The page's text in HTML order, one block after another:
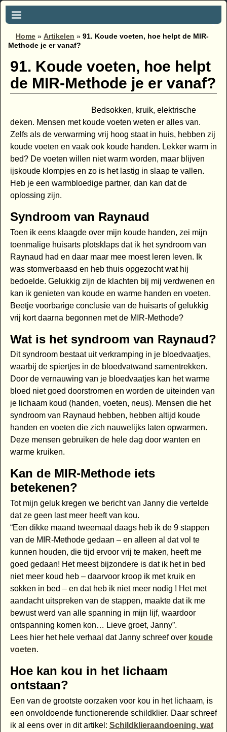
Home » Artikelen » 91. Koude voeten, hoe helpt de MIR-
Methode je er vanaf?
91. Koude voeten, hoe helpt
de MIR-Methode je er vanaf?
Bedsokken, kruik, elektrische
deken. Mensen met koude voeten weten er alles van.
Zelfs als de verwarming vrij hoog staat in huis, hebben zij
koude voeten en vaak ook koude handen. Lekker warm in
bed? De voeten willen niet warm worden, maar blijven
ijskoude klompjes en zo is het lastig in slaap te vallen.
Heb je een warmbloedige partner, dan kan dat de
oplossing zijn.
Syndroom van Raynaud
Toen ik eens klaagde over mijn koude handen, zei mijn
toenmalige huisarts plotsklaps dat ik het syndroom van
Raynaud had en daar maar mee moest leren leven. Ik
was stomverbaasd en heb thuis opgezocht wat hij
bedoelde. Gelukkig zijn de klachten bij mij verdwenen en
kan ik genieten van koude en warme handen en voeten.
Beetje voorbarige conclusie van de huisarts of gelukkig
vrij kort daarna begonnen met de MIR-Methode?
Wat is het syndroom van Raynaud?
Dit syndroom bestaat uit verkramping in je bloedvaatjes,
waarbij de spiertjes in de bloedvatwand samentrekken.
Door de vernauwing van je bloedvaatjes kan het warme
bloed niet goed doorstromen en worden de uiteinden van
je lichaam koud (handen, voeten, neus). Mensen die het
syndroom van Raynaud hebben, hebben altijd koude
handen en voeten die zich nauwelijks laten opwarmen.
Deze mensen gebruiken de hele dag door wanten en
warme kruiken.
Kan de MIR-Methode iets
betekenen?
Tot mijn geluk kregen we bericht van Janny die vertelde
dat ze geen last meer heeft van kou.
“Een dikke maand tweemaal daags heb ik de 9 stappen
van de MIR-Methode gedaan – en alleen al dat vol te
kunnen houden, die tijd ervoor vrij te maken, heeft me
goed gedaan! Het meest bijzondere is dat ik het in bed
niet meer koud heb – daarvoor kroop ik met kruik en
sokken in bed – en dat heb ik niet meer nodig ! Het met
aandacht uitspreken van de stappen, maakte dat ik me
bewust werd van alle spanning in mijn lijf, waardoor
ontspanning komen kon… Lieve groet, Janny”.
Lees hier het hele verhaal dat Janny schreef over koude
voeten.
Hoe kan kou in het lichaam
ontstaan?
Een van de grootste oorzaken voor kou in het lichaam, is
een onvoldoende functionerende schildklier. Daar schreef
ik al eens over in dit artikel: Schildklieraandoening, wat